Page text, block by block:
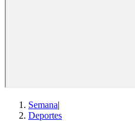
Semana|
Deportes